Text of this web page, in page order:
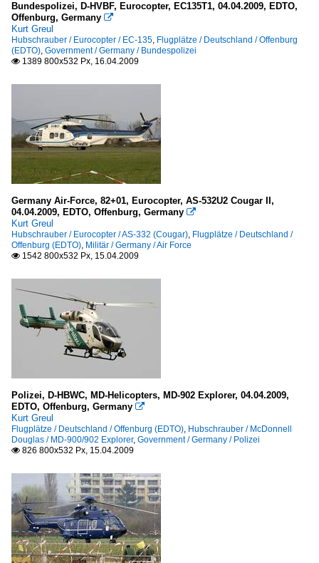
Bundespolizei, D-HVBF, Eurocopter, EC135T1, 04.04.2009, EDTO,
Offenburg, Germany 
Kurt Greul
Hubschrauber / Eurocopter / EC-135, Flugplätze / Deutschland / Offenburg
(EDTO), Government / Germany / Bundespolizei
 1389 800x532 Px, 16.04.2009
Germany Air-Force, 82+01, Eurocopter, AS-532U2 Cougar II,
04.04.2009, EDTO, Offenburg, Germany 
Kurt Greul
Hubschrauber / Eurocopter / AS-332 (Cougar), Flugplätze / Deutschland /
Offenburg (EDTO), Militär / Germany / Air Force
 1542 800x532 Px, 15.04.2009
Polizei, D-HBWC, MD-Helicopters, MD-902 Explorer, 04.04.2009,
EDTO, Offenburg, Germany 
Kurt Greul
Flugplätze / Deutschland / Offenburg (EDTO), Hubschrauber / McDonnell
Douglas / MD-900/902 Explorer, Government / Germany / Polizei
 826 800x532 Px, 15.04.2009